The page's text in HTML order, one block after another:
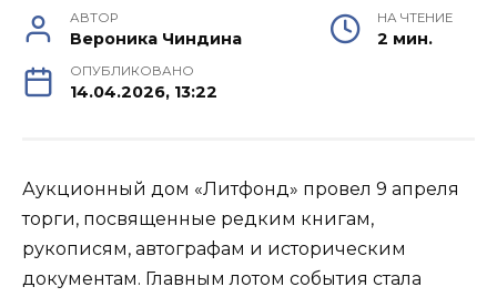
АВТОР
Вероника Чиндина
НА ЧТЕНИЕ
2 мин.
ОПУБЛИКОВАНО
14.04.2026, 13:22
Аукционный дом «Литфонд» провел 9 апреля
торги, посвященные редким книгам,
рукописям, автографам и историческим
документам. Главным лотом события стала